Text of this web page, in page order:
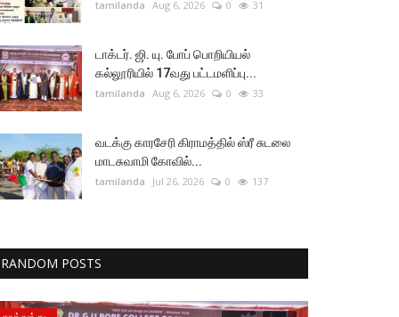
tamilanda Aug 6, 2026 0 31
டாக்டர். ஜி. யு. போப் பொறியியல்
கல்லூரியில் 17வது பட்டமளிப்பு...
tamilanda Aug 6, 2026 0 33
வடக்கு காரசேரி கிராமத்தில் ஸ்ரீ சுடலை
மாடசுவாமி கோவில்...
tamilanda Jul 26, 2026 0 137
RANDOM POSTS